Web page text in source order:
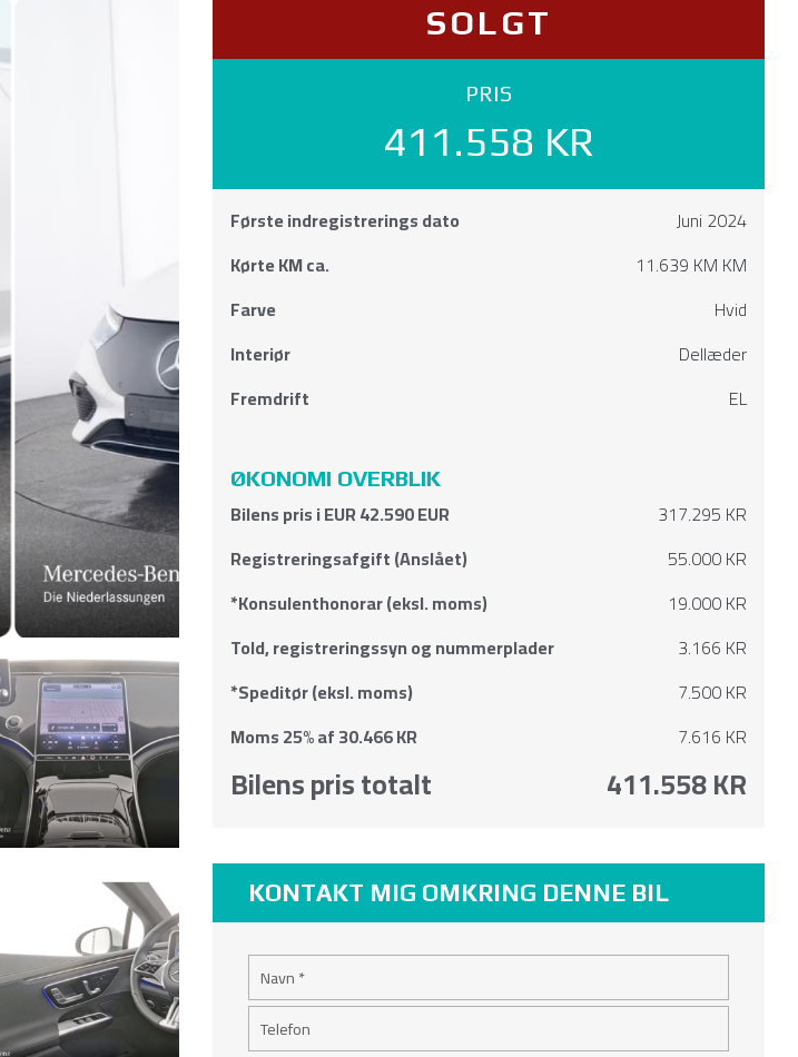
SOLGT
PRIS
411.558 KR
Første indregistrerings dato
Juni 2024
Kørte KM ca.
11.639 KM KM
Farve
Hvid
Interiør
Dellæder
Fremdrift
EL
ØKONOMI OVERBLIK
Bilens pris i EUR 42.590 EUR
317.295 KR
Registreringsafgift (Anslået)
55.000 KR
*Konsulenthonorar (eksl. moms)
19.000 KR
Told, registreringssyn og nummerplader
3.166 KR
*Speditør (eksl. moms)
7.500 KR
Moms 25% af 30.466 KR
7.616 KR
Bilens pris totalt 411.558 KR
KONTAKT MIG OMKRING DENNE BIL